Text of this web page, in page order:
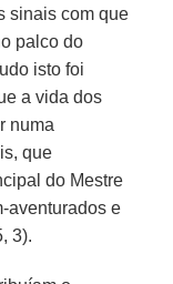
sinais com que
palco do
isto foi
a vida dos
numa
que
do Mestre
aventurados e
3).